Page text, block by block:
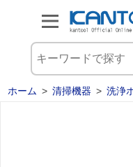
ホーム > 清掃機器 > 洗浄